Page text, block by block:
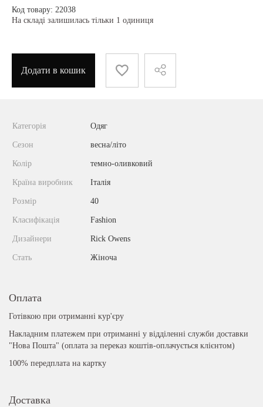
Код товару: 22038
На складі залишилась тільки 1 одиниця
Додати в кошик
Категорія Одяг
Сезон весна/літо
Колір темно-оливковий
Країна виробник Італія
Розмір 40
Класифікація Fashion
Дизайнери Rick Owens
Стать Жіноча
Оплата
Готівкою при отриманні кур'єру
Накладним платежем при отриманні у відділенні служби доставки
"Нова Пошта" (оплата за переказ коштів-оплачується клієнтом)
100% передплата на картку
Доставка